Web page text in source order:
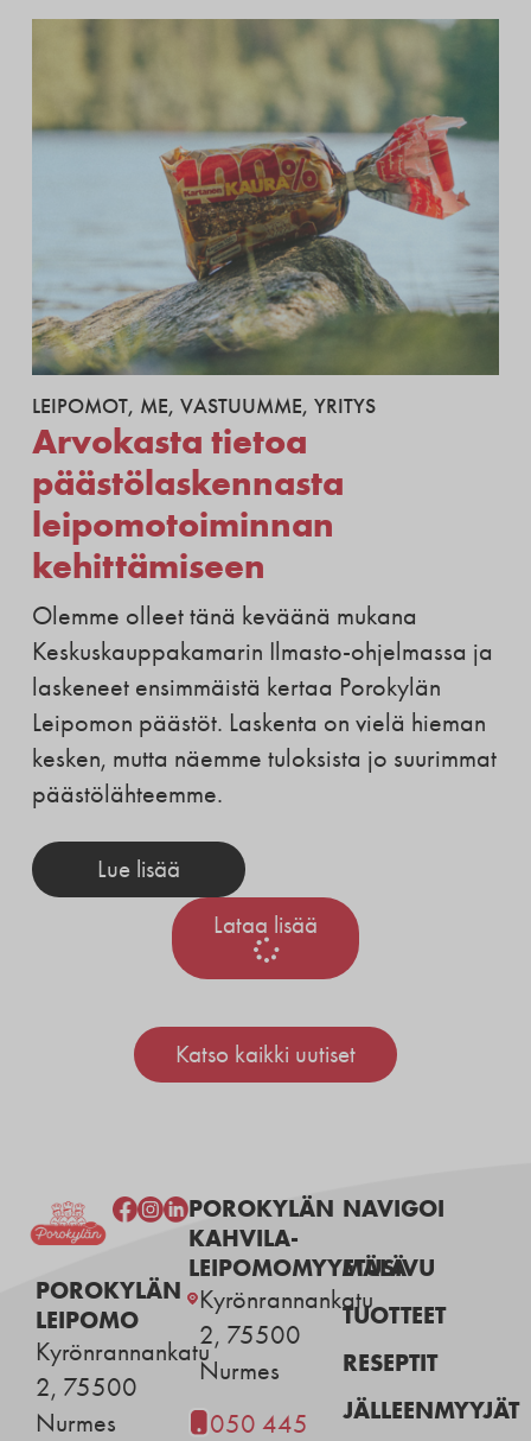
LEIPOMOT, ME, VASTUUMME, YRITYS
Arvokasta tietoa
päästölaskennasta
leipomotoiminnan
kehittämiseen
Olemme olleet tänä keväänä mukana
Keskuskauppakamarin Ilmasto-ohjelmassa ja
laskeneet ensimmäistä kertaa Porokylän
Leipomon päästöt. Laskenta on vielä hieman
kesken, mutta näemme tuloksista jo suurimmat
päästölähteemme.
Lue lisää
Lataa lisää
Katso kaikki uutiset
POROKYLÄN
LEIPOMO
Kyrönrannankatu
2, 75500
Nurmes
POROKYLÄN
KAHVILA-
LEIPOMOMYYMÄLÄ
Kyrönrannankatu
2, 75500
Nurmes
050 445
NAVIGOI
ETUSIVU
TUOTTEET
RESEPTIT
JÄLLEENMYYJÄT